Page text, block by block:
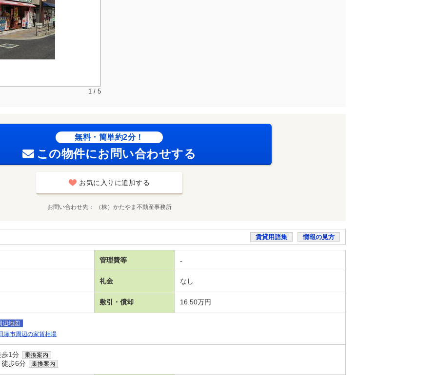
1 / 5
無料・簡単約2分！
この物件にお問い合わせする
お気に入りに追加する
お問い合わせ先 （株）かたやま不動産事務所
賃貸用語集 情報の見方
管理費等 -
礼金 なし
敷引・償却 16.50万円
辺地図
塚市周辺の家賃相場
歩1分 乗換案内
歩6分 乗換案内